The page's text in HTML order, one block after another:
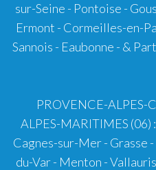
sur-Seine - Pontoise -
Ermont - Cormeilles-en-
Sannois - Eaubonne - &
PROVENCE-ALPES-
ALPES-MARITIMES (06) :
Cagnes-sur-Mer - Grasse
du-Var - Menton -